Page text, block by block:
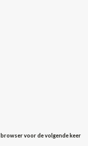
browser voor de volgende keer